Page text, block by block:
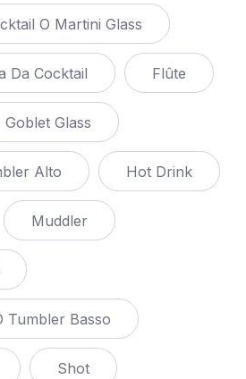
O Martini Glass
Da Cocktail Flûte
Goblet Glass
Alto Hot Drink
Muddler
Tumbler Basso
Shot